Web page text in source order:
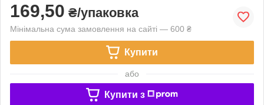
169,50 ₴/упаковка
Мінімальна сума замовлення на сайті — 600 ₴
Купити
або
Купити з